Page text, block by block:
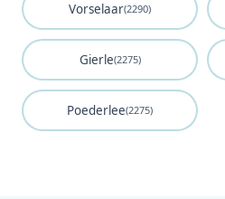
Vorselaar(2290)
Gierle(2275)
Poederlee(2275)